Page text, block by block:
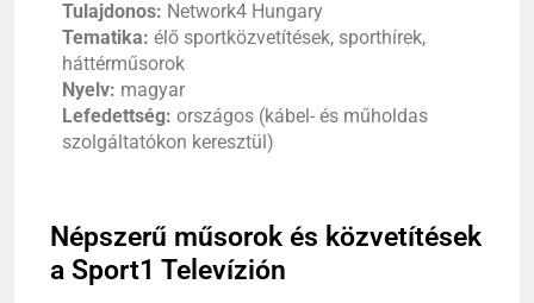
Tulajdonos: Network4 Hungary
Tematika: élő sportközvetítések, sporthírek,
háttérműsorok
Nyelv: magyar
Lefedettség: országos (kábel- és műholdas
szolgáltatókon keresztül)
Népszerű műsorok és közvetítések
a Sport1 Televízión